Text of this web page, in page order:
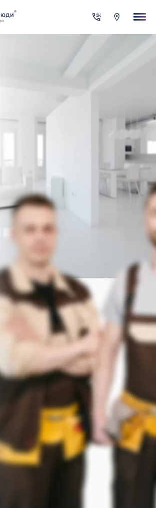
заказ вы получаете Cash-back на
5 шт.)
(Подсказка: фото помогут мастеру
Заказать
обработки данных